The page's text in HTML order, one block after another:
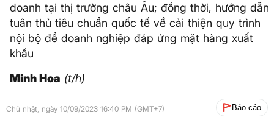
doanh tại thị trường châu Âu; đồng thời, hướng dẫn
tuân thủ tiêu chuẩn quốc tế về cải thiện quy trình
nội bộ để doanh nghiệp đáp ứng mặt hàng xuất
khẩu
Minh Hoa (t/h)
Chủ nhật, ngày 10/09/2023 16:40 PM (GMT+7) Báo cáo